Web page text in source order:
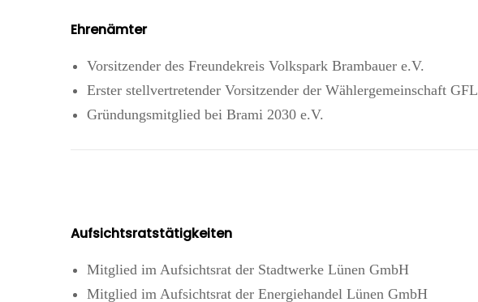
Ehrenämter
Vorsitzender des Freundekreis Volkspark Brambauer e.V.
Erster stellvertretender Vorsitzender der Wählergemeinschaft
Gründungsmitglied bei Brami 2030 e.V.
Aufsichtsratstätigkeiten
Mitglied im Aufsichtsrat der Stadtwerke Lünen GmbH
Mitglied im Aufsichtsrat der Energiehandel Lünen GmbH